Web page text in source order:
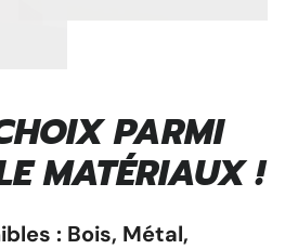
PARMI
MATÉRIAUX !
: Bois, Métal,